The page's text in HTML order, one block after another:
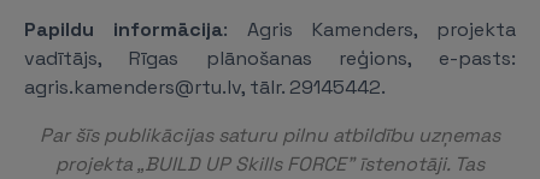
Papildu informācija: Agris Kamenders, projekta
vadītājs, Rīgas plānošanas reģions, e-pasts:
agris.kamenders@rtu.lv, tālr. 29145442.
Par šīs publikācijas saturu pilnu atbildību uzņemas
projekta „BUILD UP Skills FORCE” īstenotāji. Tas